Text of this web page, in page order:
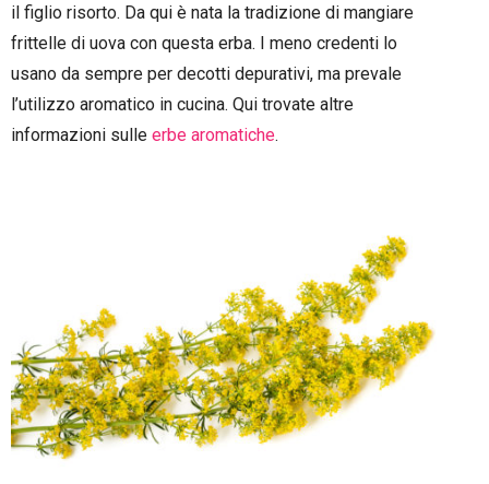
il figlio risorto. Da qui è nata la tradizione di mangiare
frittelle di uova con questa erba. I meno credenti lo
usano da sempre per decotti depurativi, ma prevale
l’utilizzo aromatico in cucina. Qui trovate altre
informazioni sulle erbe aromatiche.